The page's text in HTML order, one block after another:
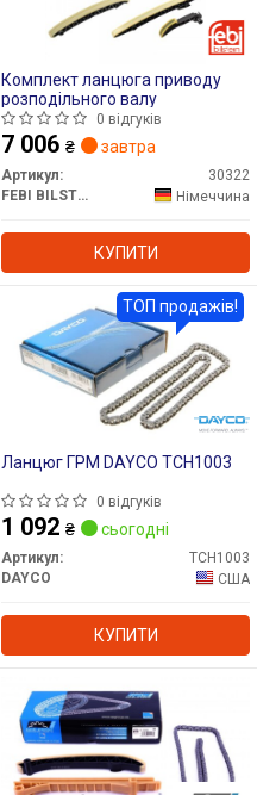
Комплект ланцюга приводу
розподільного валу
0 відгуків
7 006 ₴ завтра
Артикул:
30322
FEBI BILSTEIN
Німеччина
КУПИТИ
Ланцюг ГРМ DAYCO TCH1003
0 відгуків
1 092 ₴ сьогодні
Артикул:
TCH1003
DAYCO
США
КУПИТИ
ТОП продажів!